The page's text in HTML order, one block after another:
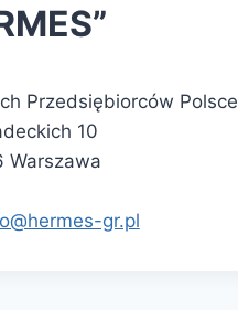
Przedsiębiorców Polsce
10
Warszawa
gr.pl